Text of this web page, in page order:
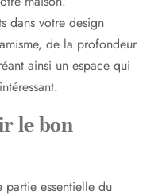
dans votre design
de la profondeur
ainsi un espace qui
le bon
essentielle du